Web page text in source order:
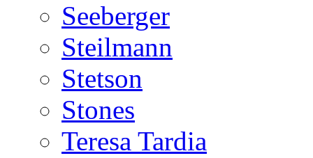
Seeberger
Steilmann
Stetson
Stones
Teresa Tardia